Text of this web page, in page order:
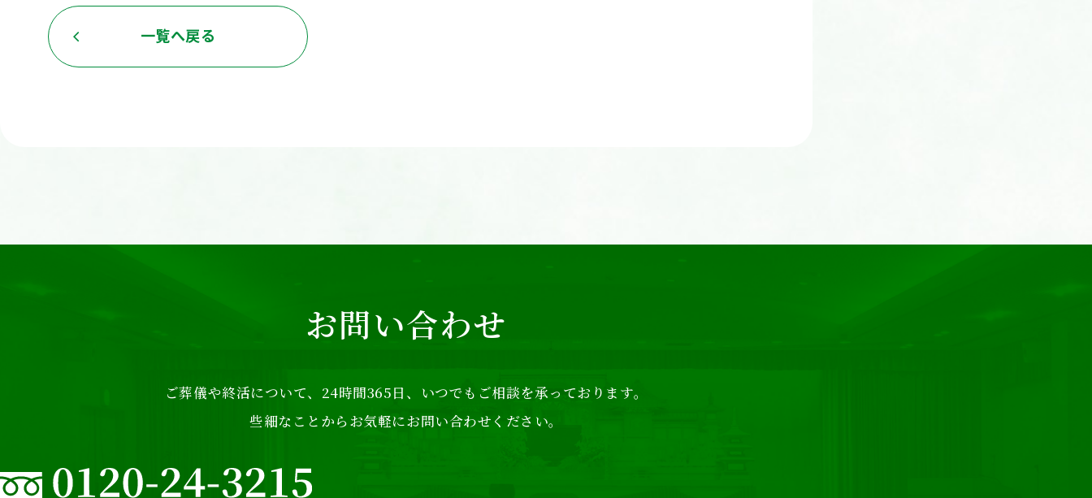
一覧へ戻る
お問い合わせ
ご葬儀や終活について、24時間365日、
いつでもご相談を承っております。
些細なことからお気軽にお問い合わせください。